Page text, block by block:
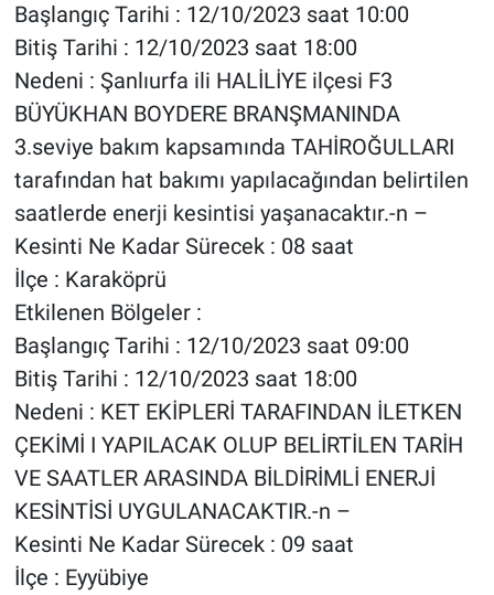
Başlangıç Tarihi : 12/10/2023 saat 10:00
Bitiş Tarihi : 12/10/2023 saat 18:00
Nedeni : Şanlıurfa ili HALİLİYE ilçesi F3
BÜYÜKHAN BOYDERE BRANŞMANINDA
3.seviye bakım kapsamında TAHİROĞULLARI
tarafından hat bakımı yapılacağından belirtilen
saatlerde enerji kesintisi yaşanacaktır.-n –
Kesinti Ne Kadar Sürecek : 08 saat
İlçe : Karaköprü
Etkilenen Bölgeler :
Başlangıç Tarihi : 12/10/2023 saat 09:00
Bitiş Tarihi : 12/10/2023 saat 18:00
Nedeni : KET EKİPLERİ TARAFINDAN İLETKEN
ÇEKİMİ I YAPILACAK OLUP BELİRTİLEN TARİH
VE SAATLER ARASINDA BİLDİRİMLİ ENERJİ
KESİNTİSİ UYGULANACAKTIR.-n –
Kesinti Ne Kadar Sürecek : 09 saat
İlçe : Eyyübiye